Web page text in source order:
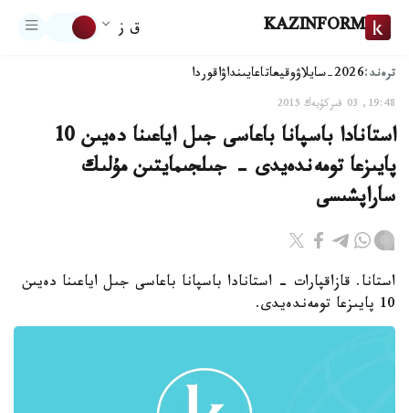
KAZINFORM ق ز
ترەند:2026-سايلاۋ وقيعاتاعايىنداۋاقوردا
19:48, 03 قىركۇيەك 2015
استانادا باسپانا باعاسى جىل اياعىنا دەيىن 10
پايىزعا تومەندەيدى - جىلجىمايتىن مۇلىك
ساراپشىسى
استانا. قازاقپارات - استانادا باسپانا باعاسى جىل اياعىنا دەيىن
10 پايىزعا تومەندەيدى.